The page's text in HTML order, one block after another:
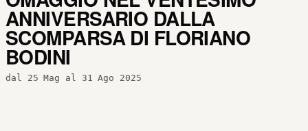
ANNIVERSARIO DALLA
SCOMPARSA DI FLORIANO
BODINI
dal 25 Mag al 31 Ago 2025